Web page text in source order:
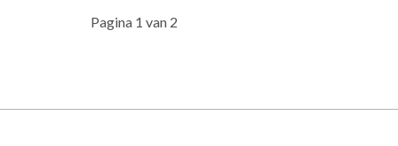
Pagina 1 van 2